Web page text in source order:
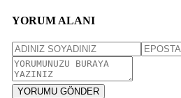
YORUM ALANI
YORUMU GÖNDER